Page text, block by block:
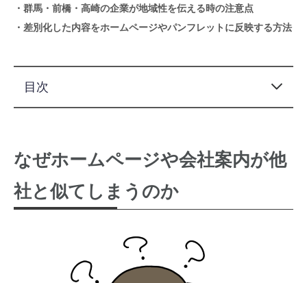
・群馬・前橋・高崎の企業が地域性を伝える時の注意点
・差別化した内容をホームページやパンフレットに反映する方法
目次
「会社の強み」と「他社との違い」は少し違います
AIを使う前に集めておきたい情報
そのまま使えるChatGPTへの指示文
ホームページ・会社案内を差別化するための競合比較
群馬・前橋・高崎の企業が地域性を強みにする時の注意点
差別化を意識しすぎて避けたい表現
自社の違いを見つけるための社内質問
なぜホームページや会社案内が他
社と似てしまうのか